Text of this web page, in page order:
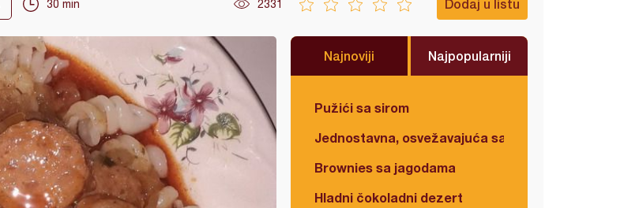
30 min 2331 Dodaj u listu
Najnoviji Najpopularniji
Pužići sa sirom
Jednostavna, osvežavajuća salata
Brownies sa jagodama
Hladni čokoladni dezert